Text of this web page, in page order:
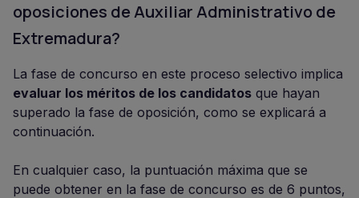
oposiciones de Auxiliar Administrativo de
Extremadura?
La fase de concurso en este proceso selectivo implica
evaluar los méritos de los candidatos que hayan
superado la fase de oposición, como se explicará a
continuación.
En cualquier caso, la puntuación máxima que se
puede obtener en la fase de concurso es de 6 puntos,